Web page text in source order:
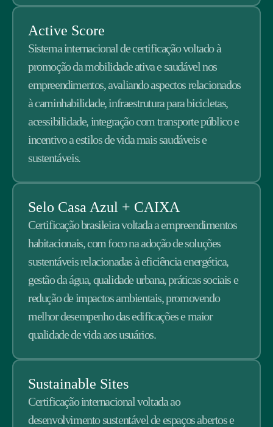
Active Score
Sistema internacional de certificação voltado à
promoção da mobilidade ativa e saudável nos
empreendimentos, avaliando aspectos relacionados
à caminhabilidade, infraestrutura para bicicletas,
acessibilidade, integração com transporte público e
incentivo a estilos de vida mais saudáveis e
sustentáveis.
Selo Casa Azul + CAIXA
Certificação brasileira voltada a empreendimentos
habitacionais, com foco na adoção de soluções
sustentáveis relacionadas à eficiência energética,
gestão da água, qualidade urbana, práticas sociais e
redução de impactos ambientais, promovendo
melhor desempenho das edificações e maior
qualidade de vida aos usuários.
Sustainable Sites
Certificação internacional voltada ao
desenvolvimento sustentável de espaços abertos e